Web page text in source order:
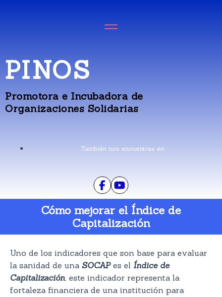
PINOS
Promotora e Incubadora de
Organizaciones Solidarias
También nos encuentras en:
Cómo mejorar el Índice de
Capitalización
Uno de los indicadores que son base para evaluar
la sanidad de una SOCAPes el Índice de
Capitalización, este indicador representa la
fortaleza financiera de una institución para